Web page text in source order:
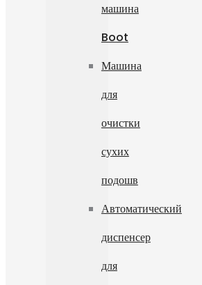
машина
Boot
Машина
для
очистки
сухих
подошв
Автоматический
диспенсер
для